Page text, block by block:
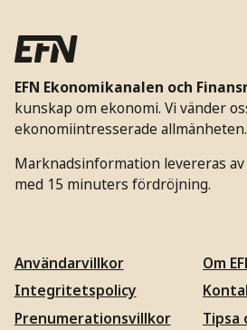
EFN Ekonomikanalen och
kunskap om ekonomi. Vi vänder
ekonomiintresserade allmänheten.
Marknadsinformation levereras
med 15 minuters fördröjning.
Användarvillkor
Integritetspolicy
Prenumerationsvillkor
Om
Tipsa